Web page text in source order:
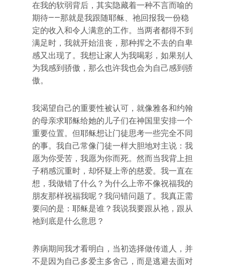
在我的软弱背后，其实隐藏着一种不言而喻的
期待——那就是我跟随耶稣、祂回报我一份稳
定的收入和令人满意的工作。当两者都得不到
满足时，我就开始沮丧，那种挥之不去的自卑
感又出现了。我想让家人为我喝彩，如果别人
为我感到骄傲，那么也许我也会为自己感到骄
傲。
我渴望自己的重要性被认可，就像雅各和约翰
的母亲求耶稣给她的儿子们在神国里安排一个
重要位置。但耶稣想让门徒思考一些完全不同
的事。我自己常像门徒一样大胆地对主说：我
愿为你受苦，我愿为你而死。然而当我背上担
子稍感沉重时，却怀疑上帝的慈爱。我一直在
想，我做错了什么？为什么上帝不像祝福我的
朋友那样祝福我呢？我问错问题了。我真正需
要问的是：耶稣是谁？我说我要跟从祂，跟从
祂到底是什么意思？
养病期间我才看明白，当初选择做传道人，并
不是因为自己多爱主多舍己，而是逃避去面对